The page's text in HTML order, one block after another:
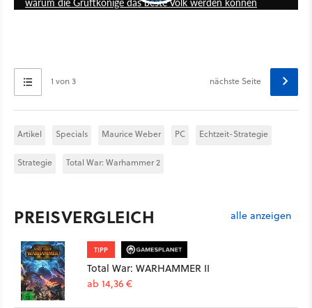
1 von 3 nächste Seite
Artikel Specials Maurice Weber PC Echtzeit-Strategie
Strategie Total War: Warhammer 2
PREISVERGLEICH alle anzeigen
TIPP
Total War: WARHAMMER II
ab 14,36 €